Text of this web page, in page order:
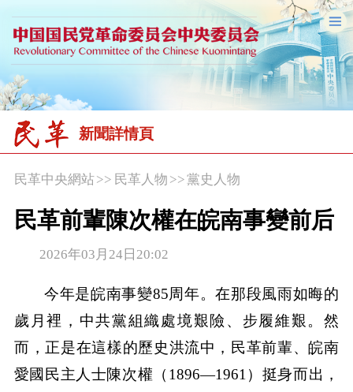
新聞詳情頁
民革中央網站>> 民革人物 >>黨史人物
民革前輩陳次權在皖南事變前后
2026年03月24日20:02
今年是皖南事變85周年。在那段風雨如晦的
歲月裡，中共黨組織處境艱險、步履維艱。然
而，正是在這樣的歷史洪流中，民革前輩、皖南
愛國民主人士陳次權（1896—1961）挺身而出，